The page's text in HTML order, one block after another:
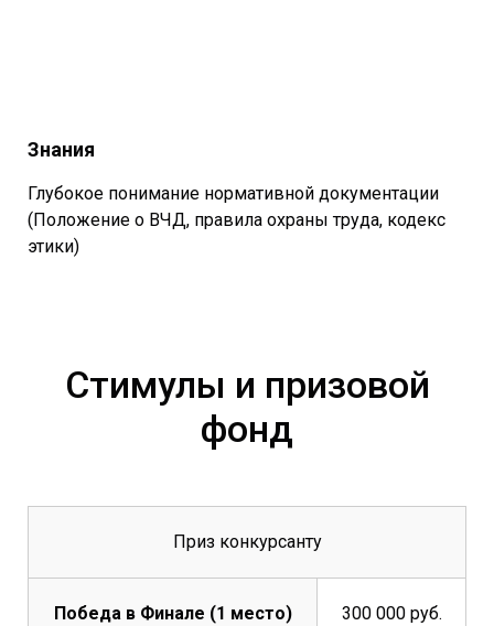
Знания
Глубокое понимание нормативной документации
(Положение о ВЧД, правила охраны труда, кодекс
этики)
Стимулы и призовой
фонд
Приз конкурсанту
Победа в Финале (1 место) 300 000 руб.